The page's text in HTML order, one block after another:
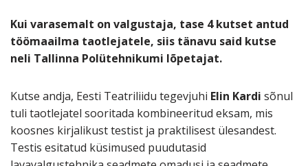
Kui varasemalt on valgustaja, tase 4 kutset antud
töömaailma taotlejatele, siis tänavu said kutse
neli Tallinna Polütehnikumi lõpetajat.
Kutse andja, Eesti Teatriliidu tegevjuhi Elin Kardi sõnul
tuli taotlejatel sooritada kombineeritud eksam, mis
koosnes kirjalikust testist ja praktilisest ülesandest.
Testis esitatud küsimused puudutasid